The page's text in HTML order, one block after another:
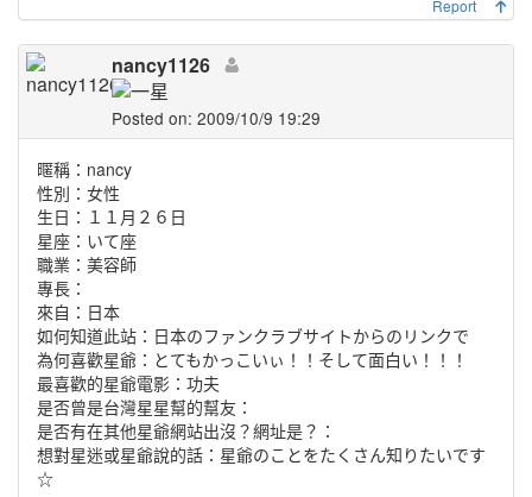
Report
nancy1126
Posted on: 2009/10/9 19:29
暱稱：nancy
性別：女性
生日：１１月２６日
星座：いて座
職業：美容師
專長：
來自：日本
如何知道此站：日本のファンクラブサイトからのリンクで
為何喜歡星爺：とてもかっこいぃ！！そして面白い！！！
最喜歡的星爺電影：功夫
是否曾是台灣星星幫的幫友：
是否有在其他星爺網站出沒？網址是？：
想對星迷或星爺說的話：星爺のことをたくさん知りたいです
☆